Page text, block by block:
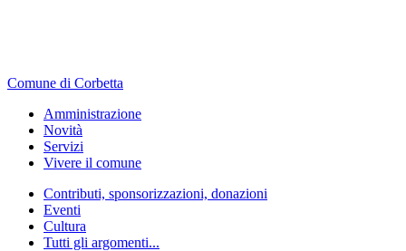
Comune di Corbetta
Amministrazione
Novità
Servizi
Vivere il comune
Contributi, sponsorizzazioni, donazioni
Eventi
Cultura
Tutti gli argomenti...